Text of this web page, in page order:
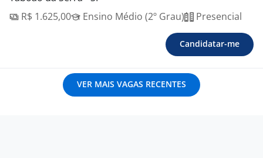
R$ 1.625,00
Ensino Médio (2º Grau) Presencial
Candidatar-me
VER MAIS VAGAS RECENTES